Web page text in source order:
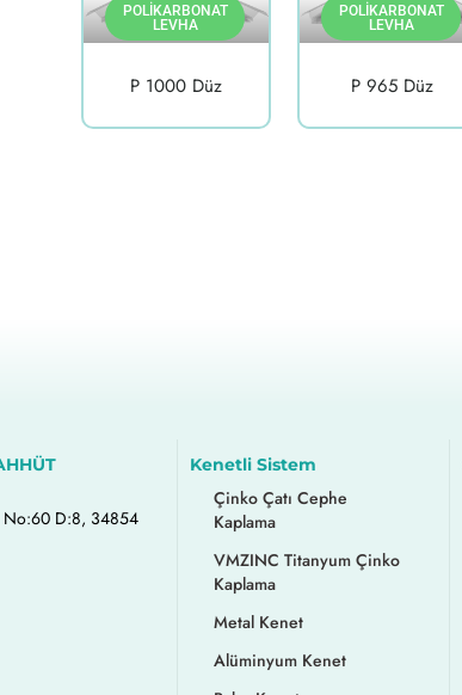
POLIKARBONAT
LEVHA
P 1000 Düz
POLIKARBONAT
LEVHA
P 965 Düz
No:60 D:8, 34854
Kenetli Sistem
Çinko Çatı Cephe
Kaplama
VMZINC Titanyum Çinko
Kaplama
Metal Kenet
Alüminyum Kenet